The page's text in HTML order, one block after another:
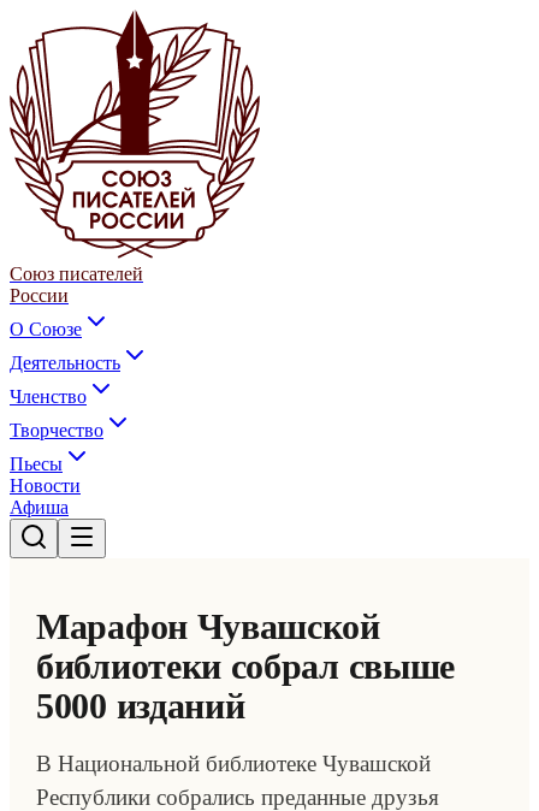
Союз писателей
России
О Союзе
Деятельность
Членство
Творчество
Пьесы
Новости
Афиша
Марафон Чувашской
библиотеки собрал свыше
5000 изданий
В Национальной библиотеке Чувашской
Республики собрались преданные друзья